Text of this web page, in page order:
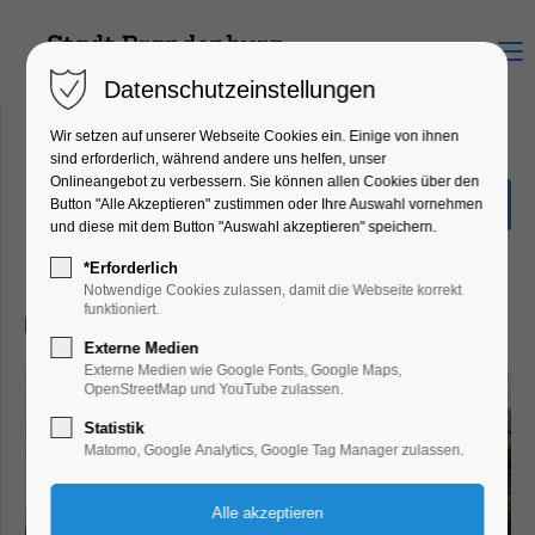
Menu
Schnuppertour durch die
Altstadt
Führung, Themenführung
Datenschutzeinstellungen
Wir setzen auf unserer Webseite Cookies ein. Einige von ihnen
sind erforderlich, während andere uns helfen, unser
Onlineangebot zu verbessern. Sie können allen Cookies über den
Button "Alle Akzeptieren" zustimmen oder Ihre Auswahl vornehmen
und diese mit dem Button "Auswahl akzeptieren" speichern.
*Erforderlich
Notwendige Cookies zulassen, damit die Webseite korrekt
funktioniert.
Externe Medien
Externe Medien wie Google Fonts, Google Maps,
OpenStreetMap und YouTube zulassen.
Statistik
Matomo, Google Analytics, Google Tag Manager zulassen.